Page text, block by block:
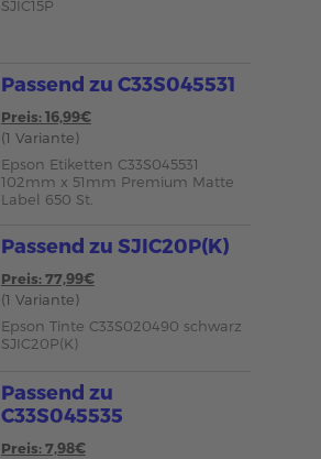
SJIC15P
Passend zu C33S045531
Preis: 16,99€
(1 Variante)
Epson Etiketten C33S045531
102mm x 51mm Premium Matte
Label 650 St.
Passend zu SJIC20P(K)
Preis: 77,99€
(1 Variante)
Epson Tinte C33S020490 schwarz
SJIC20P(K)
Passend zu
C33S045535
Preis: 7,98€